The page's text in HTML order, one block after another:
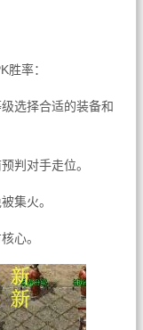
胜率：
选择合适的装备和
判对手走位。
集火。
心。